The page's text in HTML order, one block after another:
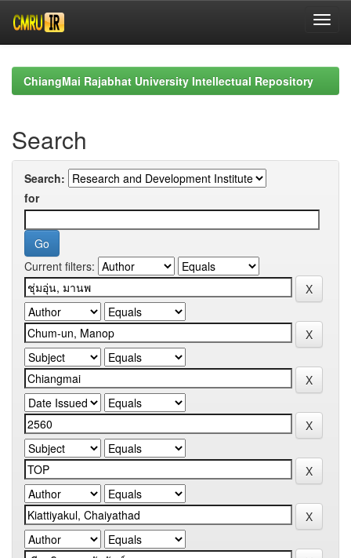
navigationChiangMai Rajabhat University Intellectual Repository
Search
Search:
for
Current filters: